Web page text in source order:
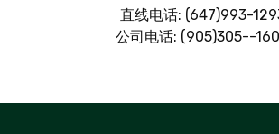
直线电话: (647)993-
公司电话: (905)305--